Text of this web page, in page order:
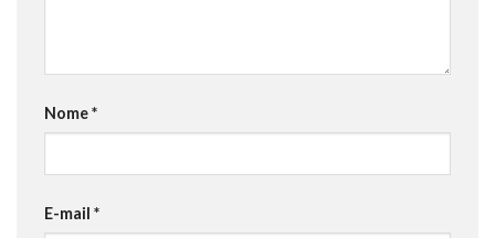
Nome*
E-mail *